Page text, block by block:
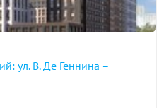
ул. В. Де Геннина –